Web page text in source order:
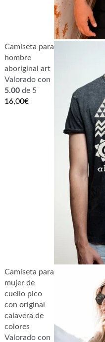
Camiseta para
hombre
aboriginal art
Valorado con
5.00de 5
16,00€
Camiseta para
mujer de
cuello pico
con original
calavera de
colores
Valorado con